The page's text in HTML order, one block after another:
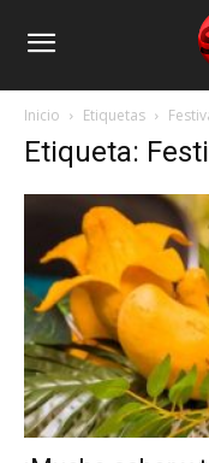
Inicio Etiquetas
Etiqueta: